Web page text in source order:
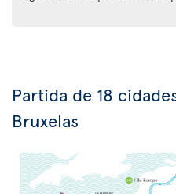
Partida de 18
Bruxelas